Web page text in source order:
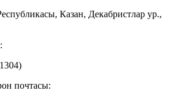
Казан, Декабристлар ур.,
почтасы: